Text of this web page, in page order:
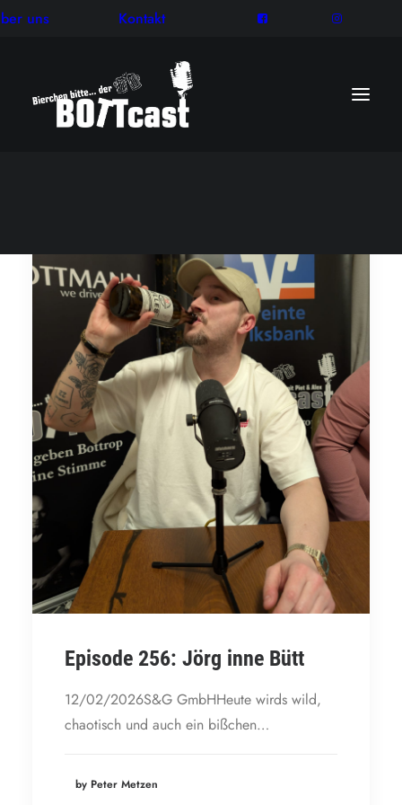
uns Kontakt
Episode 256: Jörg inne Bütt
12/02/2026S&G GmbHHeute wirds wild,
chaotisch und auch ein bißchen…
by Peter Metzen